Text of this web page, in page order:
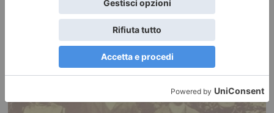
“Mario Dondero. Inediti”. Al “Forte di Bard”
Le fotografie inedite, in bianco e nero, tratte dall’“Archivio” di uno fra i